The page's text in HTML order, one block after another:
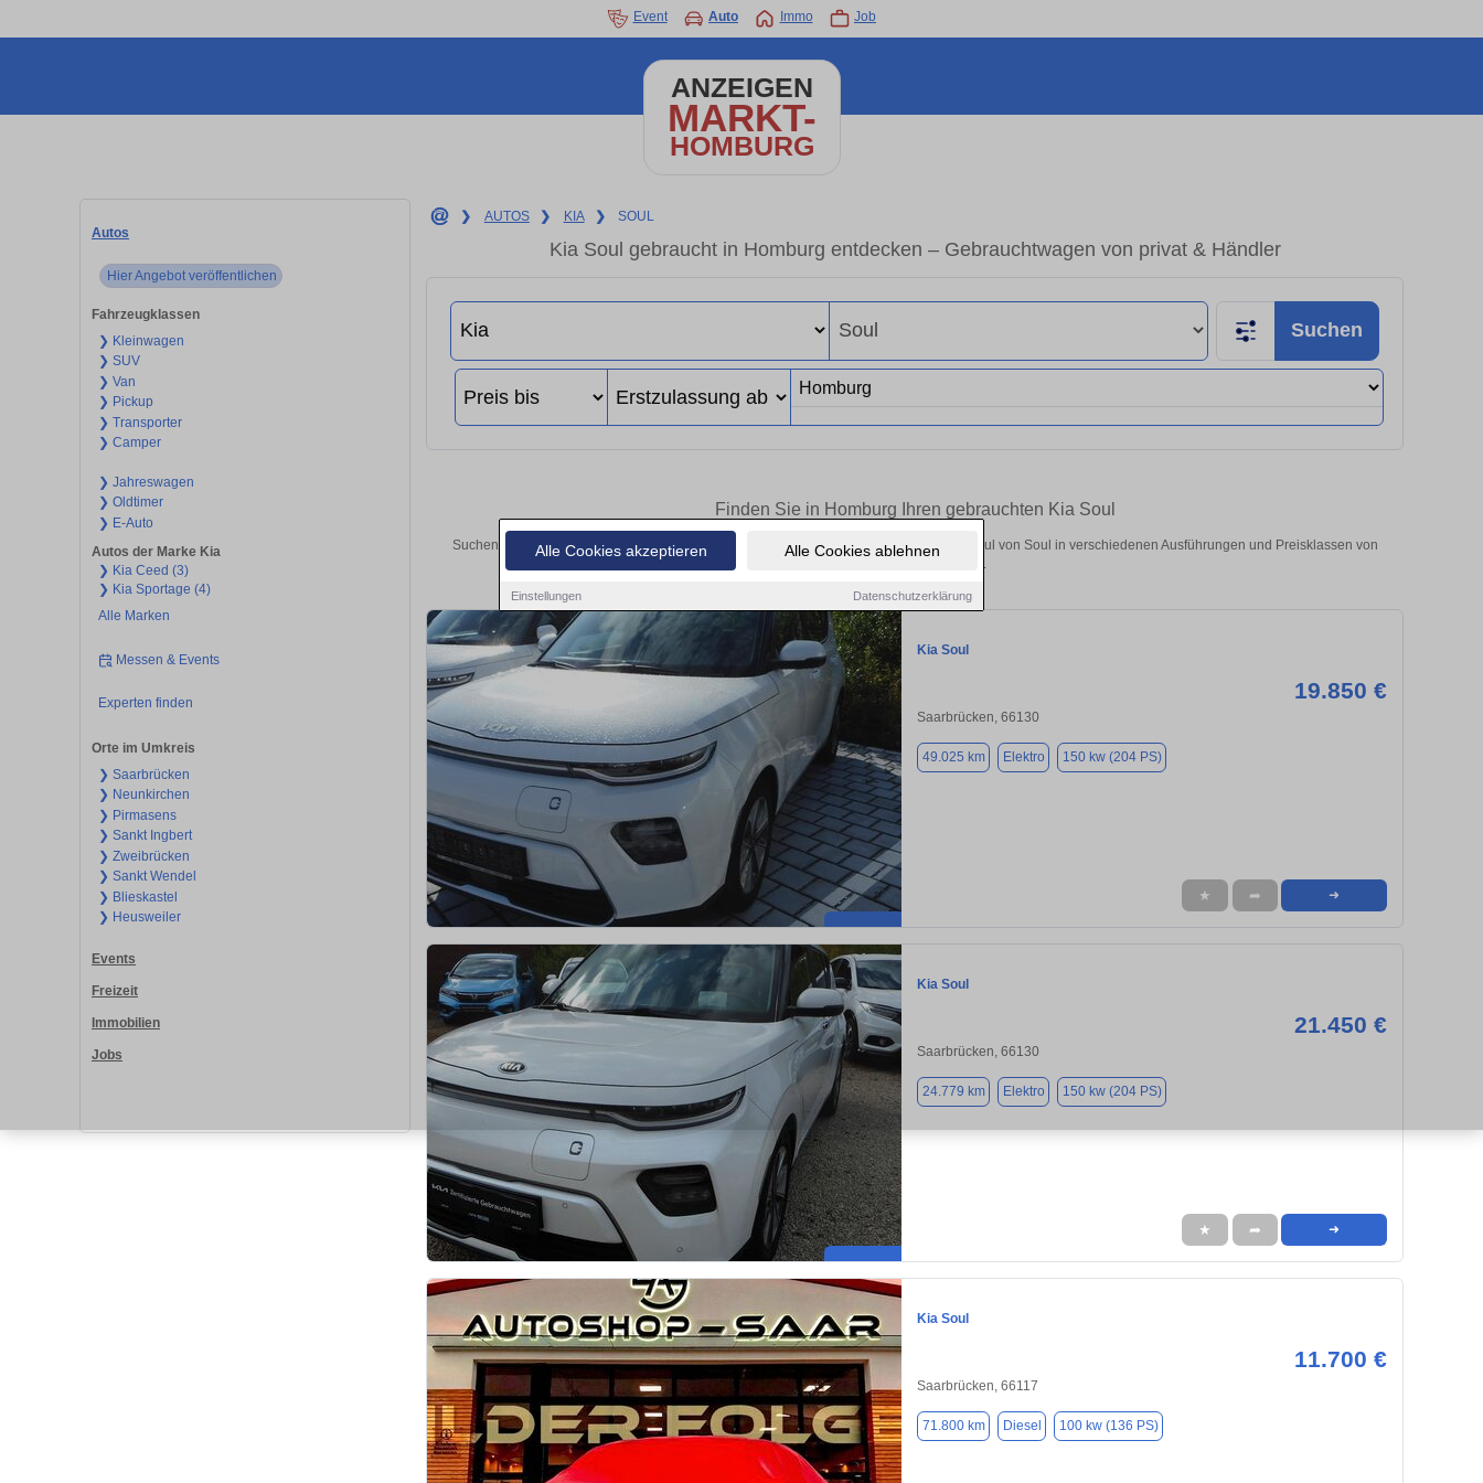
Alle Cookies akzeptieren Alle Cookies ablehnen
Einstellungen Datenschutzerklärung
Event Auto Immo Job
ANZEIGEN
MARKT-
HOMBURG
Autos
Hier Angebot veröffentlichen
Fahrzeugklassen
❯ Kleinwagen
❯ SUV
❯ Van
❯ Pickup
❯ Transporter
❯ Camper
❯ Jahreswagen
❯ Oldtimer
❯ E-Auto
Autos der Marke Kia
❯ Kia Ceed (3)
❯ Kia Sportage (4)
Alle Marken
Messen & Events
Experten finden
Orte im Umkreis
❯ Saarbrücken
❯ Neunkirchen
❯ Pirmasens
❯ Sankt Ingbert
❯ Zweibrücken
❯ Sankt Wendel
❯ Blieskastel
❯ Heusweiler
Events
Freizeit
Immobilien
Jobs
❯ AUTOS ❯ KIA ❯ SOUL
Kia Soul gebraucht in Homburg entdecken – Gebrauchtwagen von privat & Händler
Suchen
Finden Sie in Homburg Ihren gebrauchten Kia Soul
Suchen Sie in Homburg einen Kia Soul Gebrauchtwagen? Entdecken Sie gebrauchte Soul von Soul in verschiedenen Ausführungen und Preisklassen von
Kia Soul
19.850 €
Saarbrücken, 66130
49.025 km Elektro 150 kw (204 PS)
★ ➦ ➜
Kia Soul
21.450 €
Saarbrücken, 66130
24.779 km Elektro 150 kw (204 PS)
★ ➦ ➜
Kia Soul
11.700 €
Saarbrücken, 66117
71.800 km Diesel 100 kw (136 PS)